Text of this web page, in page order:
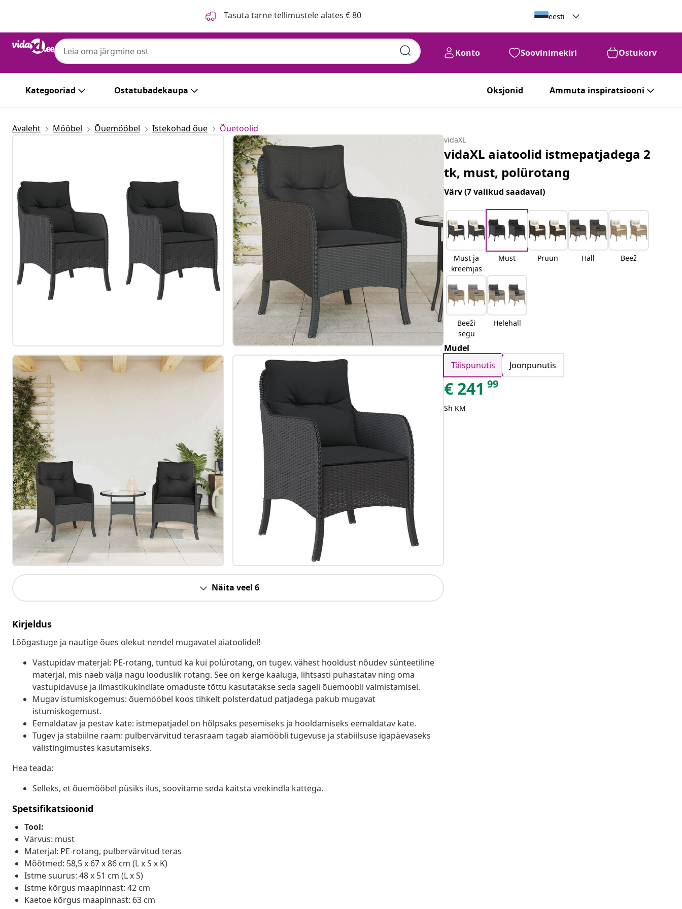
Tasuta tarne tellimustele alates € 80 eesti
Konto Soovinimekiri Ostukorv
Kategooriad Ostatubadekaupa Oksjonid Ammuta inspiratsiooni
Avaleht Mööbel Õuemööbel Istekohad õue Õuetoolid
Näita veel 6
Kirjeldus
Lõõgastuge ja nautige õues olekut nendel mugavatel aiatoolidel!
Vastupidav materjal: PE-rotang, tuntud ka kui polürotang, on tugev, vähest hooldust nõudev sünteetiline
materjal, mis näeb välja nagu looduslik rotang. See on kerge kaaluga, lihtsasti puhastatav ning oma
vastupidavuse ja ilmastikukindlate omaduste tõttu kasutatakse seda sageli õuemööbli valmistamisel.
Mugav istumiskogemus: õuemööbel koos tihkelt polsterdatud patjadega pakub mugavat
istumiskogemust.
Eemaldatav ja pestav kate: istmepatjadel on hõlpsaks pesemiseks ja hooldamiseks eemaldatav kate.
Tugev ja stabiilne raam: pulbervärvitud terasraam tagab aiamööbli tugevuse ja stabiilsuse igapäevaseks
välistingimustes kasutamiseks.
Hea teada:
Selleks, et õuemööbel püsiks ilus, soovitame seda kaitsta veekindla kattega.
Spetsifikatsioonid
Tool:
Värvus: must
Materjal: PE-rotang, pulbervärvitud teras
Mõõtmed: 58,5 x 67 x 86 cm (L x S x K)
Istme suurus: 48 x 51 cm (L x S)
Istme kõrgus maapinnast: 42 cm
Käetoe kõrgus maapinnast: 63 cm
vidaXL
vidaXL aiatoolid istmepatjadega 2
tk, must, polürotang
Värv(7 valikud saadaval)
Must ja
kreemjas
Must Pruun Hall Beež
Beeži
segu
Helehall
Mudel
Täispunutis
Joonpunutis
€ 241 99
Sh KM